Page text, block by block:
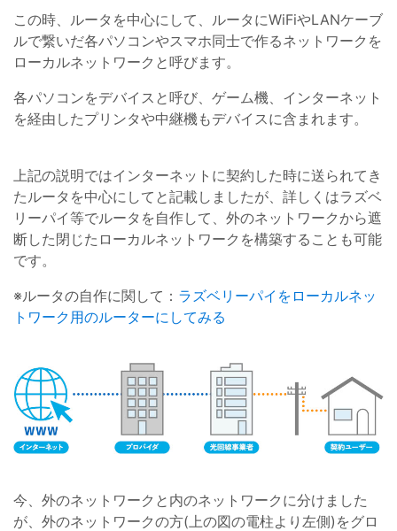
この時、ルータを中心にして、ルータにWiFiやLANケーブ
ルで繋いだ各パソコンやスマホ同士で作るネットワークを
ローカルネットワークと呼びます。
各パソコンをデバイスと呼び、ゲーム機、インターネット
を経由したプリンタや中継機もデバイスに含まれます。
上記の説明ではインターネットに契約した時に送られてき
たルータを中心にしてと記載しましたが、詳しくはラズベ
リーパイ等でルータを自作して、外のネットワークから遮
断した閉じたローカルネットワークを構築することも可能
です。
※ルータの自作に関して： ラズベリーパイをローカルネッ
トワーク用のルーターにしてみる
今、外のネットワークと内のネットワークに分けました
が、外のネットワークの方(上の図の電柱より左側)をグロ